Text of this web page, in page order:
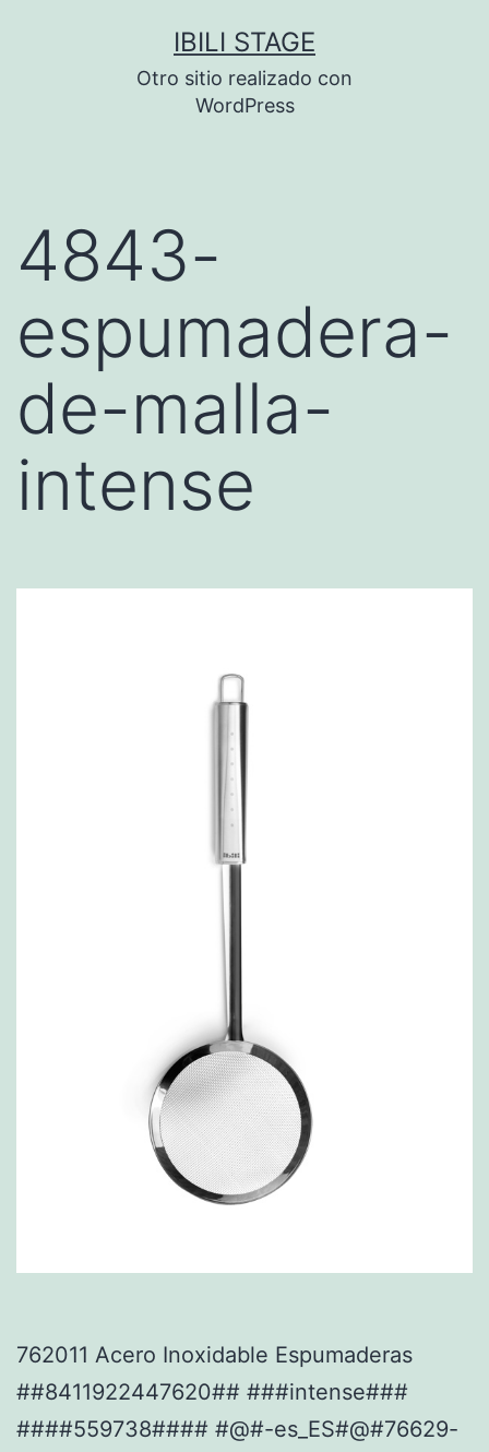
IBILI STAGE
Otro sitio realizado con
WordPress
4843-
espumadera-
de-malla-
intense
762011 Acero Inoxidable Espumaderas
##8411922447620## ###intense###
####559738#### #@#-es_ES#@#76629-